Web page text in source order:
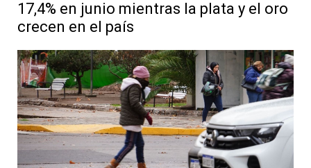
17,4% en junio mientras la plata y el oro
crecen en el país